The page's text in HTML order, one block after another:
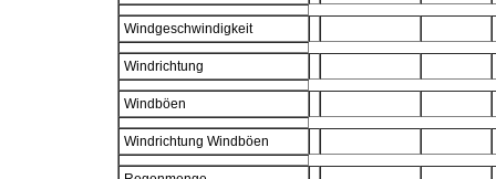
Windgeschwindigkeit
Windrichtung
Windböen
Windrichtung Windböen